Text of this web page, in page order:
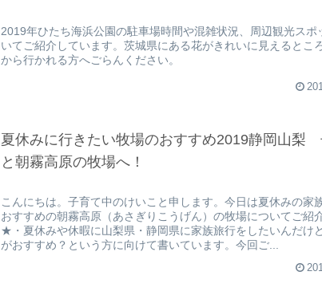
2019年ひたち海浜公園の駐車場時間や混雑状況、周辺観光スポ
いてご紹介しています。茨城県にある花がきれいに見えるとこ
から行かれる方へごらんください。
夏休みに行きたい牧場のおすすめ2019静岡山梨
と朝霧高原の牧場へ！
こんにちは。子育て中のけいこと申します。今日は夏休みの家
おすすめの朝霧高原（あさぎりこうげん）の牧場についてご紹
★・夏休みや休暇に山梨県・静岡県に家族旅行をしたいんだけ
がおすすめ？という方に向けて書いています。今回ご...